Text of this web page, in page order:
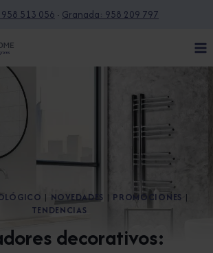
513 056 · Granada: 958 209 797
| NOVEDADES PROMOCIONES |
TENDENCIAS
decorativos: